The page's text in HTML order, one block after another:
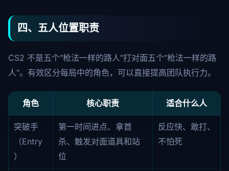
四、五人位置职责
CS2 不是五个"枪法一样的路人"打对面五个"枪法一样的路
人"。有效区分每局中的角色，可以直接提高团队执行力。
角色 核心职责 适合什么人
突破手
（Entry
）
第一时间进点、拿首
杀、触发对面道具和站
位
反应快、敢打、
不怕死